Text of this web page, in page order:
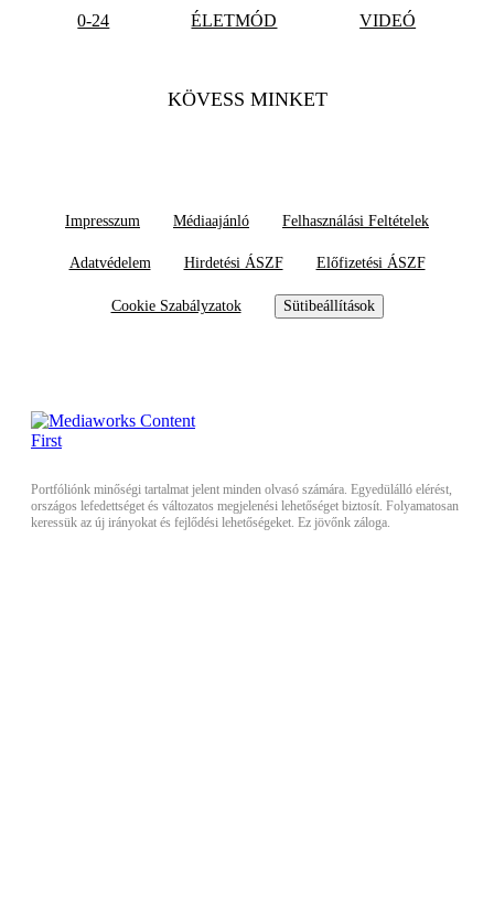
0-24 ÉLETMÓD VIDEÓ
KÖVESS MINKET
Impresszum Médiaajánló Felhasználási Feltételek
Adatvédelem Hirdetési ÁSZF Előfizetési ÁSZF
Cookie Szabályzatok Sütibeállítások
Portfóliónk minőségi tartalmat jelent minden olvasó számára. Egyedülálló elérést,
országos lefedettséget és változatos megjelenési lehetőséget biztosít. Folyamatosan
keressük az új irányokat és fejlődési lehetőségeket. Ez jövőnk záloga.